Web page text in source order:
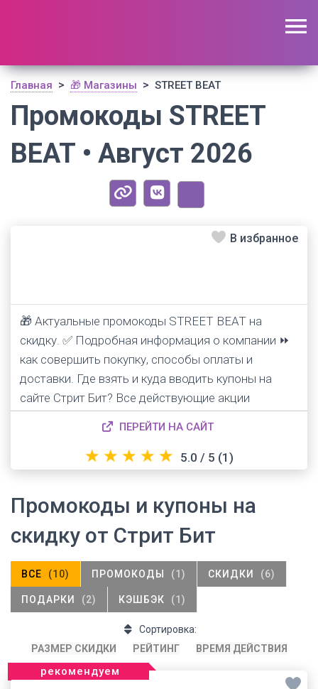
Главная > 🎁 Магазины > STREET BEAT
Промокоды STREET
BEAT • Август 2026
🎁 Актуальные промокоды STREET BEAT на
скидку. ✅ Подробная информация о компании ⏩
как совершить покупку, способы оплаты и
доставки. Где взять и куда вводить купоны на
сайте Стрит Бит? Все действующие акции
интернет-магазина на первый и повторный заказ.
ПЕРЕЙТИ НА САЙТ
★ ★ ★ ★ ★ 5.0 / 5 (1)
В избранное
Промокоды и купоны на
скидку от Стрит Бит
ВСЕ (10) ПРОМОКОДЫ (1) СКИДКИ (6)
ПОДАРКИ (2) КЭШБЭК (1)
Сортировка:
РАЗМЕР СКИДКИ
РЕЙТИНГ ВРЕМЯ ДЕЙСТВИЯ
рекомендуем